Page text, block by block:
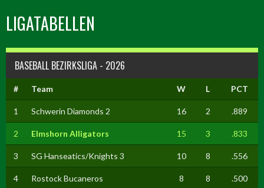
LIGATABELLEN
BASEBALL BEZIRKSLIGA - 2026
# Team W L PCT
1 Schwerin Diamonds 2 16 2 .889
2 Elmshorn Alligators 15 3 .833
3 SG Hanseatics/Knights 3 10 8 .556
4 Rostock Bucaneros 8 8 .500